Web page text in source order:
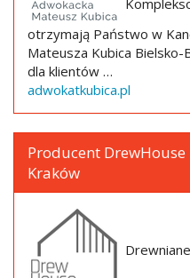
otrzymają Państwo w
Mateusza Kubica Bielsko-
dla klientów …
adwokatkubica.pl
Producent
Kraków